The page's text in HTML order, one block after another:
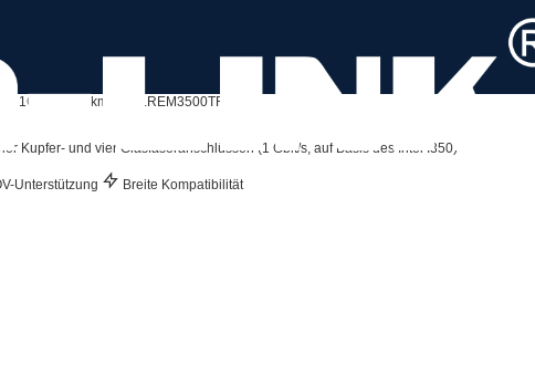
1G-Netzwerkmodul
LREM3500TF-4T4S
Kupfer- und vier Glasfaseranschlüssen (1 Gbit/s, auf Basis des Intel I350)
Unterstützung Breite Kompatibilität